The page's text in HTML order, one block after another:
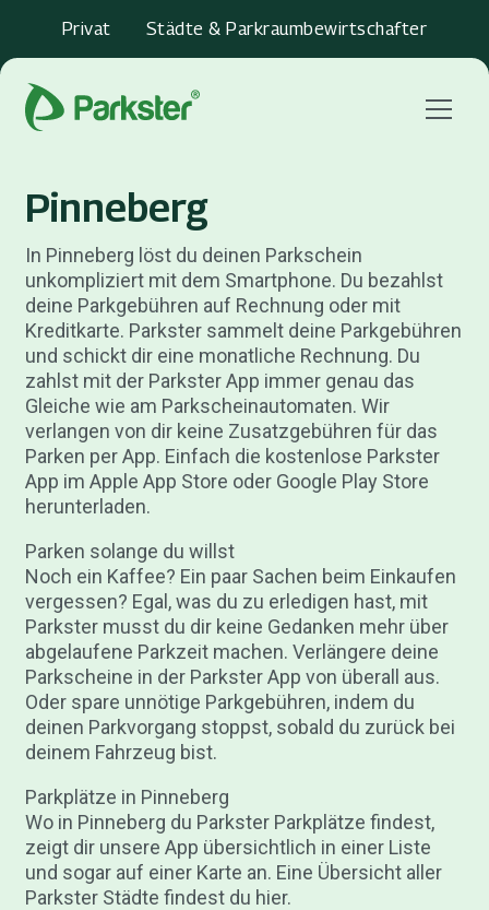
Privat Städte & Parkraumbewirtschafter
Menu
Pinneberg
In Pinneberg löst du deinen Parkschein
unkompliziert mit dem Smartphone. Du bezahlst
deine Parkgebühren auf Rechnung oder mit
Kreditkarte. Parkster sammelt deine Parkgebühren
und schickt dir eine monatliche Rechnung. Du
zahlst mit der Parkster App immer genau das
Gleiche wie am Parkscheinautomaten. Wir
verlangen von dir keine Zusatzgebühren für das
Parken per App. Einfach die kostenlose Parkster
App im Apple App Store oder Google Play Store
herunterladen.
Parken solange du willst
Noch ein Kaffee? Ein paar Sachen beim Einkaufen
vergessen? Egal, was du zu erledigen hast, mit
Parkster musst du dir keine Gedanken mehr über
abgelaufene Parkzeit machen. Verlängere deine
Parkscheine in der Parkster App von überall aus.
Oder spare unnötige Parkgebühren, indem du
deinen Parkvorgang stoppst, sobald du zurück bei
deinem Fahrzeug bist.
Parkplätze in Pinneberg
Wo in Pinneberg du Parkster Parkplätze findest,
zeigt dir unsere App übersichtlich in einer Liste
und sogar auf einer Karte an. Eine Übersicht aller
Parkster Städte findest du hier.